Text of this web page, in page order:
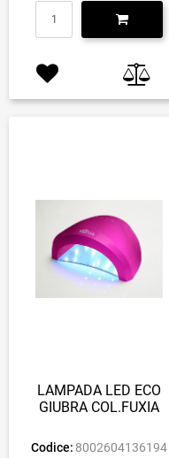
Quantità
LAMPADA LED ECO
GIUBRA COL.FUXIA
Codice: 8002604136194